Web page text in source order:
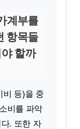
계부를
항목들
할까
비 등)을 중
비를 파악
. 또한 자